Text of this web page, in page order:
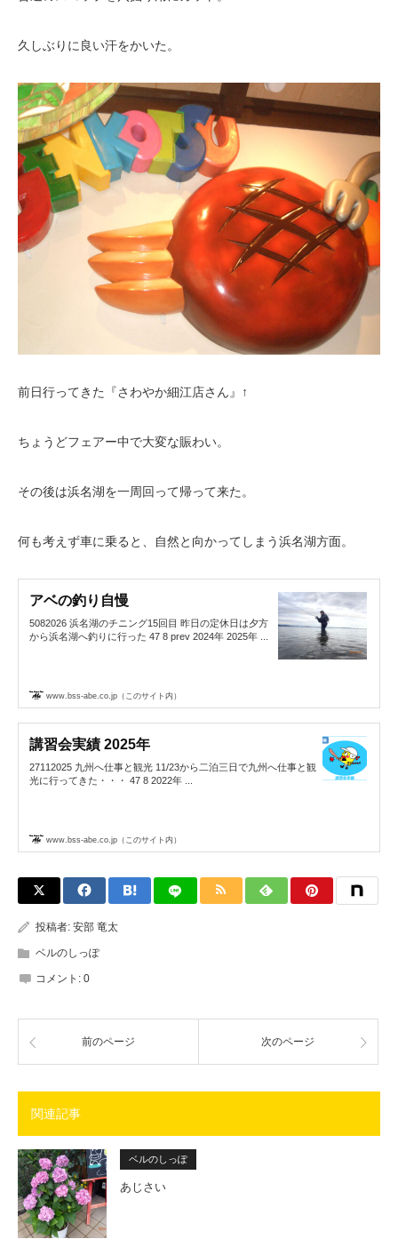
久しぶりに良い汗をかいた。
前日行ってきた『さわやか細江店さん』↑
ちょうどフェアー中で大変な賑わい。
その後は浜名湖を一周回って帰って来た。
何も考えず車に乗ると、自然と向かってしまう浜名湖方面。
アベの釣り自慢
5082026 浜名湖のチニング15回目 昨日の定休日は夕方
から浜名湖へ釣りに行った 47 8 prev 2024年 2025年 ...
www.bss-abe.co.jp（このサイト内）
講習会実績 2025年
27112025 九州へ仕事と観光 11/23から二泊三日で九州へ仕事と観
光に行ってきた・・・ 47 8 2022年 ...
www.bss-abe.co.jp（このサイト内）
投稿者: 安部 竜太
ベルのしっぽ
コメント: 0
前のページ 次のページ
関連記事
ベルのしっぽ
あじさい